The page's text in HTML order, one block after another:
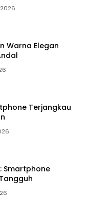
Warna Elegan
Terjangkau
Smartphone